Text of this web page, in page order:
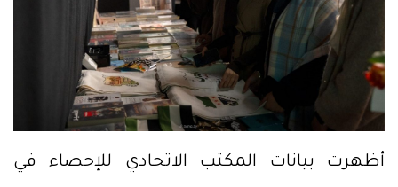
أظهرت بيانات المكتب الاتحادي للإحصاء في